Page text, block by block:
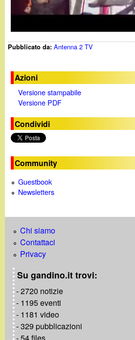
t
a
y
Pubblicato da:Antenna 2 TV
Azioni
Versione stampabile
Versione PDF
Condividi
Community
Guestbook
Newsletters
Chi siamo
Contattaci
Privacy
Su gandino.it trovi:
- 2720 notizie
- 1195 eventi
- 1181 video
- 329 pubblicazioni